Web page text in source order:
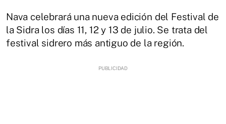
Nava celebrará una nueva edición del Festival de
la Sidra los días 11, 12 y 13 de julio. Se trata del
festival sidrero más antiguo de la región.